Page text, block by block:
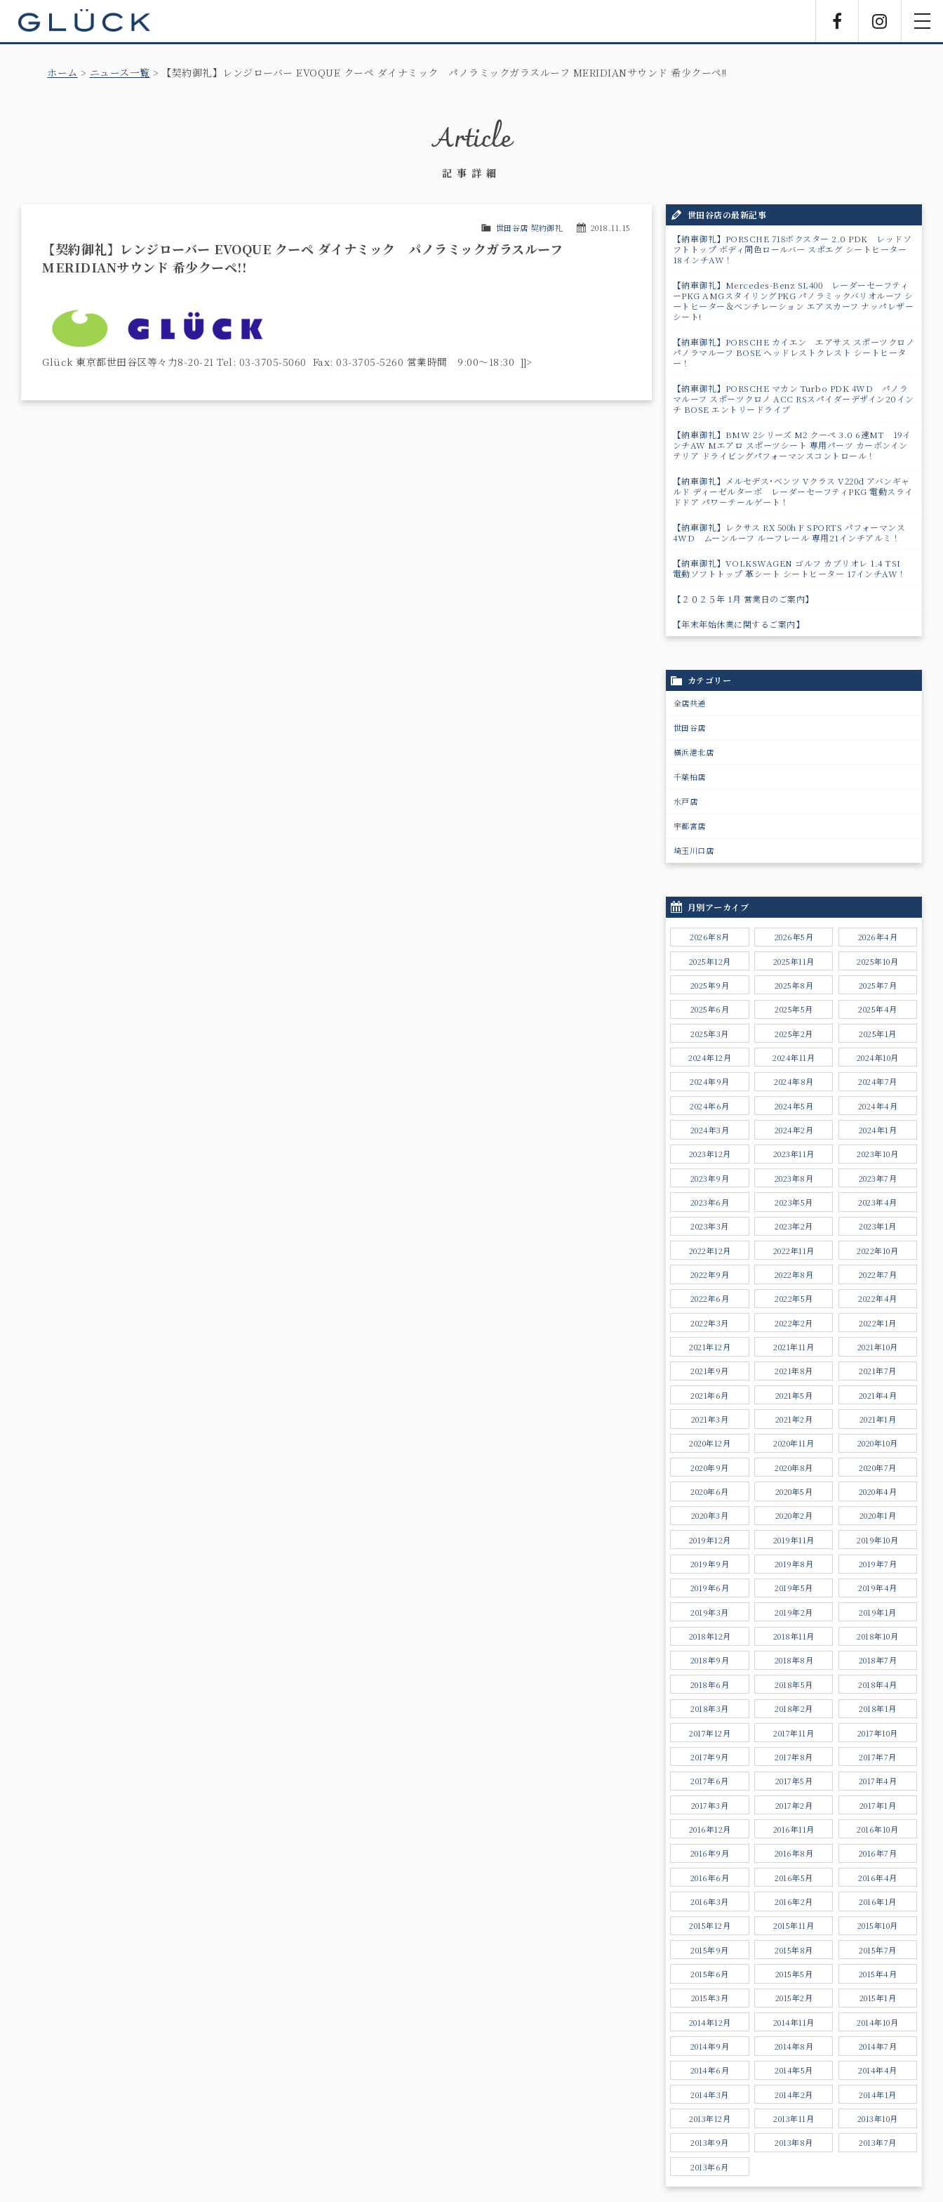
ホーム ニュース一覧 【契約御礼】レンジローバー EVOQUE クーペ ダイナミック パノラミックガラスルーフ MERIDIANサウンド 希少クーペ!!
Article
記事詳細
2018.11.15
世田谷店 契約御礼
【契約御礼】レンジローバー EVOQUE クーペ ダイナミック パノラミックガラスルーフ
MERIDIANサウンド 希少クーペ!!
Glück 東京都世田谷区等々力8-20-21 Tel: 03-3705-5060 Fax: 03-3705-5260 営業時間 9:00〜18:30 ]]>
世田谷店の最新記事
【納車御礼】PORSCHE 718ボクスター 2.0 PDK レッドソ
フトトップ ボディ同色ロールバー スポエグ シートヒーター
18インチAW！
【納車御礼】Mercedes-Benz SL400 レーダーセーフティ
ーPKG AMGスタイリングPKG パノラミックバリオルーフ シ
ートヒーター＆ベンチレーション エアスカーフ ナッパレザー
シート!
【納車御礼】PORSCHE カイエン エアサス スポーツクロノ
パノラマルーフ BOSE ヘッドレストクレスト シートヒータ
ー！
【納車御礼】PORSCHE マカン Turbo PDK 4WD パノラ
マルーフ スポーツクロノ ACC RSスパイダーデザイン20イン
チ BOSE エントリードライブ
【納車御礼】BMW 2シリーズ M2 クーペ 3.0 6速MT 19イ
ンチAW Mエアロ スポーツシート 専用パーツ カーボンイン
テリア ドライビングパフォーマンスコントロール！
【納車御礼】メルセデス･ベンツ Vクラス V220d アバンギャ
ルド ディーゼルターボ レーダーセーフティPKG 電動スライ
ドドア パワ－テールゲート！
【納車御礼】レクサス RX 500h F SPORTS パフォーマンス
4WD ムーンルーフ ルーフレール 専用21インチアルミ！
【納車御礼】VOLKSWAGEN ゴルフ カブリオレ 1.4 TSI
電動ソフトトップ 革シート シートヒーター 17インチAW！
【２０２５年 1月 営業日のご案内】
【年末年始休業に関するご案内】
カテゴリー
全店共通
世田谷店
横浜港北店
千葉柏店
水戸店
宇都宮店
埼玉川口店
月別アーカイブ
2026年8月 2026年5月 2026年4月
2025年12月 2025年11月 2025年10月
2025年9月 2025年8月 2025年7月
2025年6月 2025年5月 2025年4月
2025年3月 2025年2月 2025年1月
2024年12月 2024年11月 2024年10月
2024年9月 2024年8月 2024年7月
2024年6月 2024年5月 2024年4月
2024年3月 2024年2月 2024年1月
2023年12月 2023年11月 2023年10月
2023年9月 2023年8月 2023年7月
2023年6月 2023年5月 2023年4月
2023年3月 2023年2月 2023年1月
2022年12月 2022年11月 2022年10月
2022年9月 2022年8月 2022年7月
2022年6月 2022年5月 2022年4月
2022年3月 2022年2月 2022年1月
2021年12月 2021年11月 2021年10月
2021年9月 2021年8月 2021年7月
2021年6月 2021年5月 2021年4月
2021年3月 2021年2月 2021年1月
2020年12月 2020年11月 2020年10月
2020年9月 2020年8月 2020年7月
2020年6月 2020年5月 2020年4月
2020年3月 2020年2月 2020年1月
2019年12月 2019年11月 2019年10月
2019年9月 2019年8月 2019年7月
2019年6月 2019年5月 2019年4月
2019年3月 2019年2月 2019年1月
2018年12月 2018年11月 2018年10月
2018年9月 2018年8月 2018年7月
2018年6月 2018年5月 2018年4月
2018年3月 2018年2月 2018年1月
2017年12月 2017年11月 2017年10月
2017年9月 2017年8月 2017年7月
2017年6月 2017年5月 2017年4月
2017年3月 2017年2月 2017年1月
2016年12月 2016年11月 2016年10月
2016年9月 2016年8月 2016年7月
2016年6月 2016年5月 2016年4月
2016年3月 2016年2月 2016年1月
2015年12月 2015年11月 2015年10月
2015年9月 2015年8月 2015年7月
2015年6月 2015年5月 2015年4月
2015年3月 2015年2月 2015年1月
2014年12月 2014年11月 2014年10月
2014年9月 2014年8月 2014年7月
2014年6月 2014年5月 2014年4月
2014年3月 2014年2月 2014年1月
2013年12月 2013年11月 2013年10月
2013年9月 2013年8月 2013年7月
2013年6月